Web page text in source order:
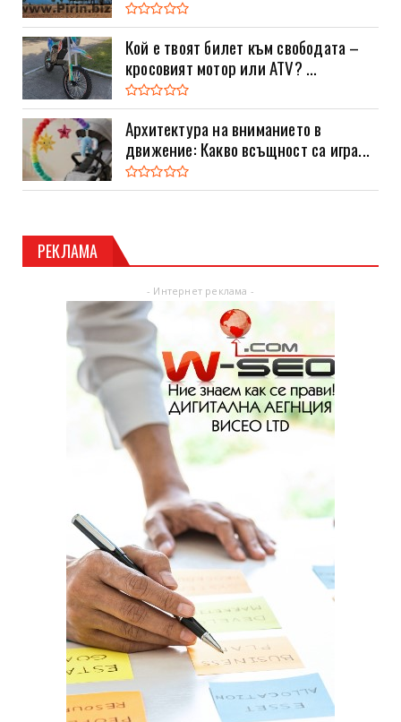
Кой е твоят билет към свободата –
кросовият мотор или ATV? ...
Архитектура на вниманието в
движение: Какво всъщност са игра...
РЕКЛАМА
- Интернет реклама -